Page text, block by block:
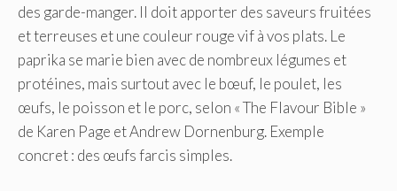
des garde-manger. Il doit apporter des saveurs fruitées
et terreuses et une couleur rouge vif à vos plats. Le
paprika se marie bien avec de nombreux légumes et
protéines, mais surtout avec le bœuf, le poulet, les
œufs, le poisson et le porc, selon « The Flavour Bible »
de Karen Page et Andrew Dornenburg. Exemple
concret : des œufs farcis simples.